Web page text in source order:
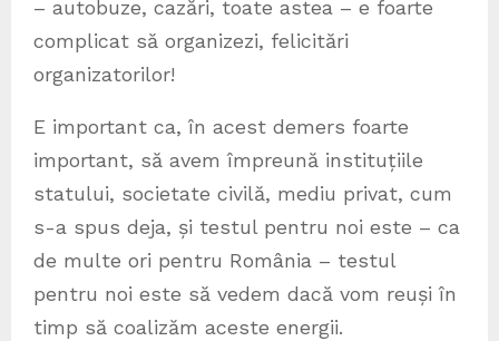
– autobuze, cazări, toate astea – e foarte
complicat să organizezi, felicitări
organizatorilor!
E important ca, în acest demers foarte
important, să avem împreună instituțiile
statului, societate civilă, mediu privat, cum
s-a spus deja, și testul pentru noi este – ca
de multe ori pentru România – testul
pentru noi este să vedem dacă vom reuși în
timp să coalizăm aceste energii.